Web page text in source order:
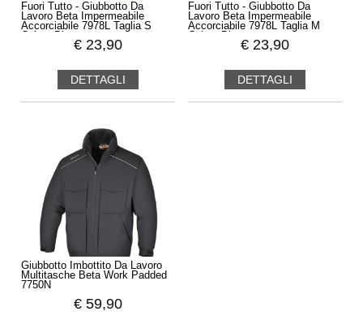
Fuori Tutto - Giubbotto Da
Lavoro Beta Impermeabile
Accorciabile 7978L Taglia S
€ 23,90
DETTAGLI
Fuori Tutto - Giubbotto Da
Lavoro Beta Impermeabile
Accorciabile 7978L Taglia M
€ 23,90
DETTAGLI
Giubbotto Imbottito Da Lavoro
Multitasche Beta Work Padded
7750N
€ 59,90